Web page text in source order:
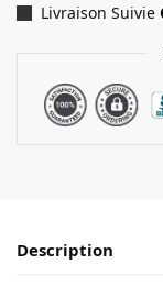
Livraison Suivie
Description